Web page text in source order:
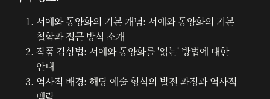
서예와 동양화의 기본 개념: 서예와 동양화의 기본
철학과 접근 방식 소개
작품 감상법: 서예와 동양화를 '읽는' 방법에 대한
안내
역사적 배경: 해당 예술 형식의 발전 과정과 역사적
맥락